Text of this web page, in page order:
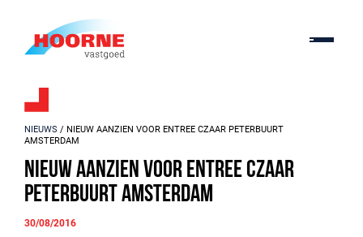
NIEUWS / NIEUW AANZIEN VOOR ENTREE CZAAR PETERBUURT
AMSTERDAM
Nieuw aanzien voor entree Czaar
Peterbuurt Amsterdam
30/08/2016